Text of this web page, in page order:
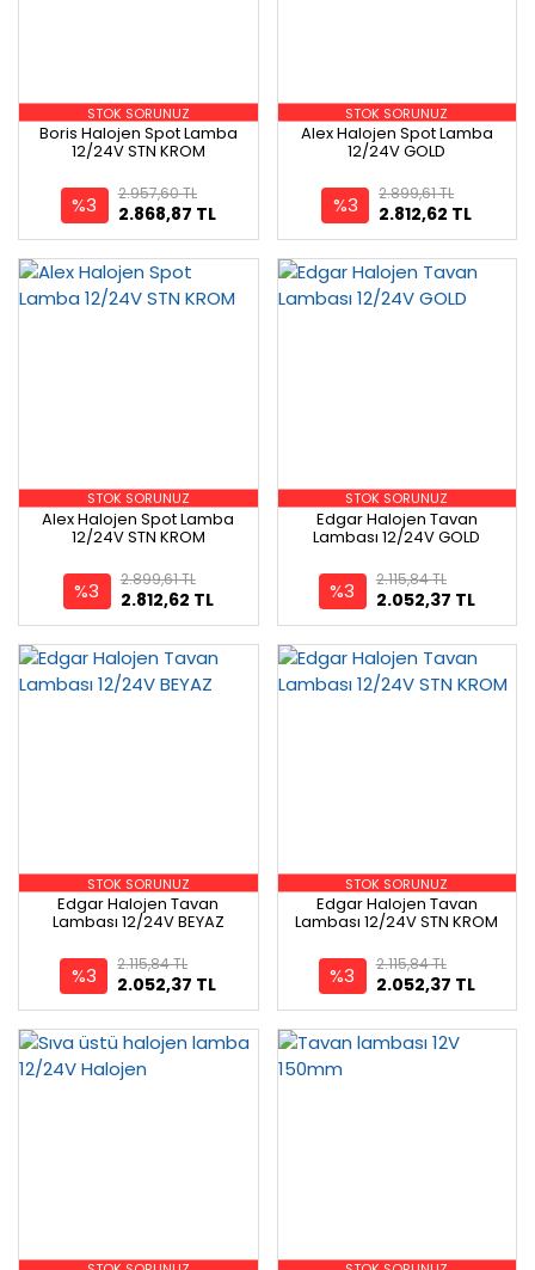
STOK SORUNUZ
Boris Halojen Spot Lamba
12/24V STN KROM
%3 2.868,87 TL
2.957,60 TL
STOK SORUNUZ
Alex Halojen Spot Lamba
12/24V GOLD
%3 2.812,62 TL
2.899,61 TL
STOK SORUNUZ
Alex Halojen Spot Lamba
12/24V STN KROM
%3 2.812,62 TL
2.899,61 TL
STOK SORUNUZ
Edgar Halojen Tavan
Lambası 12/24V GOLD
%3 2.052,37 TL
2.115,84 TL
STOK SORUNUZ
Edgar Halojen Tavan
Lambası 12/24V BEYAZ
%3 2.052,37 TL
2.115,84 TL
STOK SORUNUZ
Edgar Halojen Tavan
Lambası 12/24V STN KROM
%3 2.052,37 TL
2.115,84 TL